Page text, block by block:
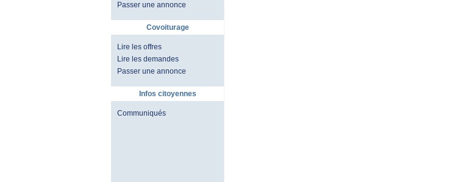
Passer une annonce
Covoiturage
Lire les offres
Lire les demandes
Passer une annonce
Infos citoyennes
Communiqués